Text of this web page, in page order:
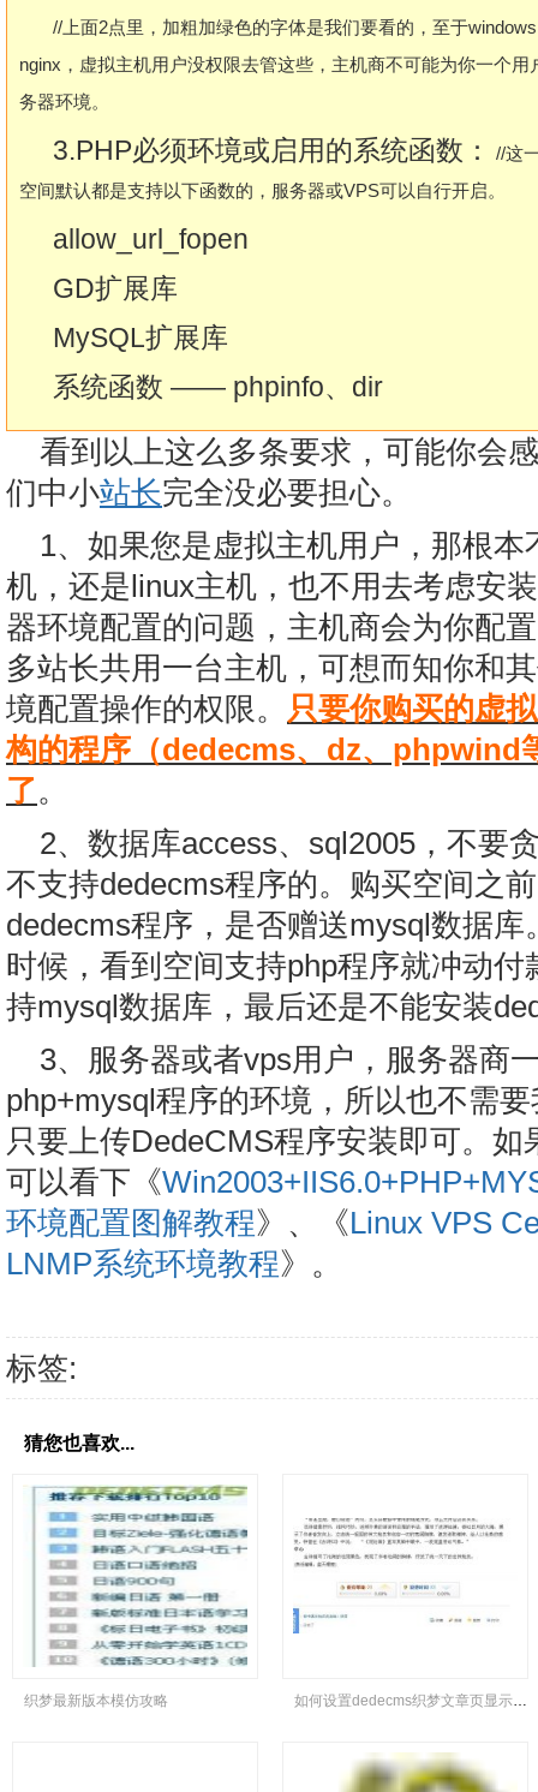
//上面2点里，加粗加绿色的字体是我们要看的，至于
nginx，虚拟主机用户没权限去管这些，主机商不可能为你一个
务器环境。
3.PHP必须环境或启用的系统函数：
//这
空间默认都是支持以下函数的，服务器或VPS可以自行开启。
allow_url_fopen
GD扩展库
MySQL扩展库
系统函数 —— phpinfo、dir
看到以上这么多条要求，可能你会
们中小站长完全没必要担心。
1、如果您是虚拟主机用户，那根
机，还是linux主机，也不用去考虑安
器环境配置的问题，主机商会为你配
多站长共用一台主机，可想而知你和
境配置操作的权限。 只要你购买的虚
构的程序（dedecms、dz、phpwind
了。
2、数据库access、sql2005，不要
不支持dedecms程序的。购买空间之
dedecms程序，是否赠送mysql数据
时候，看到空间支持php程序就冲动
持mysql数据库，最后还是不能安装
3、服务器或者vps用户，服务器商
php+mysql程序的环境，所以也不需
只要上传DedeCMS程序安装即可。
可以看下《
环境配置图解教程》、《Linux VPS
LNMP系统环境教程》。
标签:
猜您也喜欢...
织梦最新版本模仿攻略 如何设置dedecms织梦文章页显示“本文链接地址”